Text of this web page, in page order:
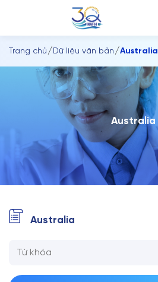
Trang chủ Dữ liệu văn bản Australia
Austra ia
Australia